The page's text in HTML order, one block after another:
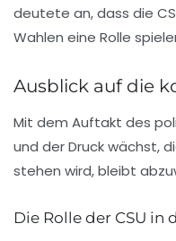
deutete an, dass die
Wahlen eine Rolle
Ausblick auf die
Mit dem Auftakt des
und der Druck wächst,
stehen wird, bleibt
Die Rolle der CSU